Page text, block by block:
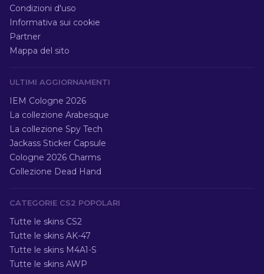
Condizioni d'uso
Informativa sui cookie
Partner
Mappa del sito
ULTIMI AGGIORNAMENTI
IEM Cologne 2026
La collezione Arabesque
La collezione Spy Tech
Jackass Sticker Capsule
Cologne 2026 Charms
Collezione Dead Hand
CATEGORIE CS2 POPOLARI
Tutte le skins CS2
Tutte le skins AK-47
Tutte le skins M4A1-S
Tutte le skins AWP